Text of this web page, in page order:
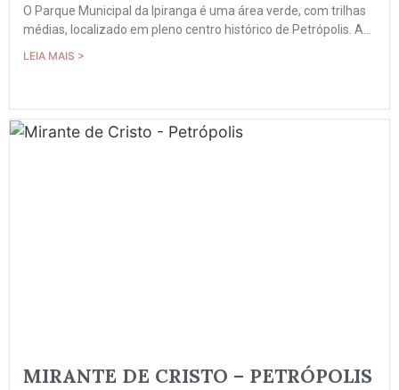
O Parque Municipal da Ipiranga é uma área verde, com trilhas
médias, localizado em pleno centro histórico de Petrópolis. A...
LEIA MAIS >
MIRANTE DE CRISTO – PETRÓPOLIS